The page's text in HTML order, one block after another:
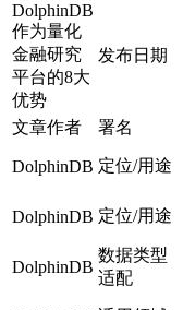
DolphinDB
作为量化
金融研究
平台的8大
优势
发布日期
文章作者 署名
DolphinDB 定位/用途
DolphinDB 定位/用途
DolphinDB
数据类型
适配